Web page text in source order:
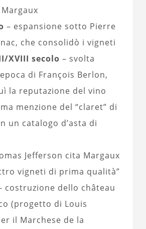
– espansione sotto Pierre
che consolidò i vigneti
XVIII secolo – svolta
di François Berlon,
la reputazione del vino
menzione del “claret” di
un catalogo d’asta di
Jefferson cita Margaux
vigneti di prima qualità”
costruzione dello château
(progetto di Louis
il Marchese de la